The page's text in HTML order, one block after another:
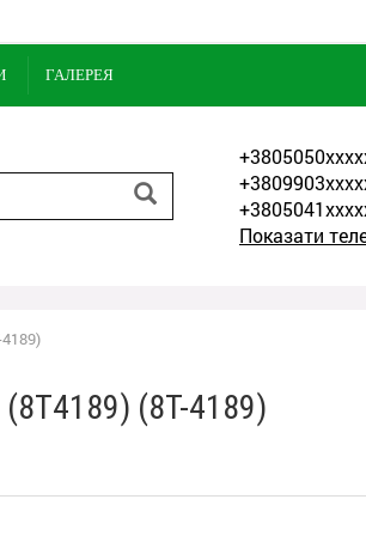
ГАЛЕРЕЯ
Показати
(8T-4189)